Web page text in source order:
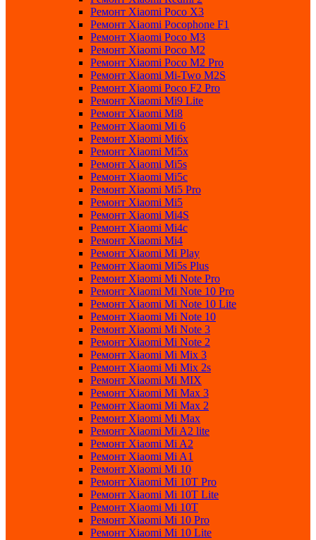
Ремонт Xiaomi Poco X3
Ремонт Xiaomi Pocophone F1
Ремонт Xiaomi Poco M3
Ремонт Xiaomi Poco M2
Ремонт Xiaomi Poco M2 Pro
Ремонт Xiaomi Mi-Two M2S
Ремонт Xiaomi Poco F2 Pro
Ремонт Xiaomi Mi9 Lite
Ремонт Xiaomi Mi8
Ремонт Xiaomi Mi 6
Ремонт Xiaomi Mi6x
Ремонт Xiaomi Mi5x
Ремонт Xiaomi Mi5s
Ремонт Xiaomi Mi5c
Ремонт Xiaomi Mi5 Pro
Ремонт Xiaomi Mi5
Ремонт Xiaomi Mi4S
Ремонт Xiaomi Mi4c
Ремонт Xiaomi Mi4
Ремонт Xiaomi Mi Play
Ремонт Xiaomi Mi5s Plus
Ремонт Xiaomi Mi Note Pro
Ремонт Xiaomi Mi Note 10 Pro
Ремонт Xiaomi Mi Note 10 Lite
Ремонт Xiaomi Mi Note 10
Ремонт Xiaomi Mi Note 3
Ремонт Xiaomi Mi Note 2
Ремонт Xiaomi Mi Mix 3
Ремонт Xiaomi Mi Mix 2s
Ремонт Xiaomi Mi MIX
Ремонт Xiaomi Mi Max 3
Ремонт Xiaomi Mi Max 2
Ремонт Xiaomi Mi Max
Ремонт Xiaomi Mi A2 lite
Ремонт Xiaomi Mi A2
Ремонт Xiaomi Mi A1
Ремонт Xiaomi Mi 10
Ремонт Xiaomi Mi 10T Pro
Ремонт Xiaomi Mi 10T Lite
Ремонт Xiaomi Mi 10T
Ремонт Xiaomi Mi 10 Pro
Ремонт Xiaomi Mi 10 Lite